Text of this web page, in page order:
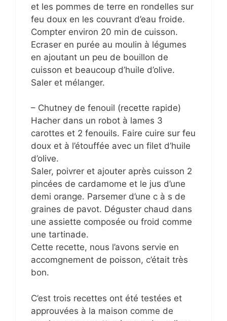
et les pommes de terre en rondelles sur
feu doux en les couvrant d’eau froide.
Compter environ 20 min de cuisson.
Ecraser en purée au moulin à légumes
en ajoutant un peu de bouillon de
cuisson et beaucoup d’huile d’olive.
Saler et mélanger.
– Chutney de fenouil (recette rapide)
Hacher dans un robot à lames 3
carottes et 2 fenouils. Faire cuire sur feu
doux et à l’étouffée avec un filet d’huile
d’olive.
Saler, poivrer et ajouter après cuisson 2
pincées de cardamome et le jus d’une
demi orange. Parsemer d’une c à s de
graines de pavot. Déguster chaud dans
une assiette composée ou froid comme
une tartinade.
Cette recette, nous l’avons servie en
accomgnement de poisson, c’était très
bon.
C’est trois recettes ont été testées et
approuvées à la maison comme de